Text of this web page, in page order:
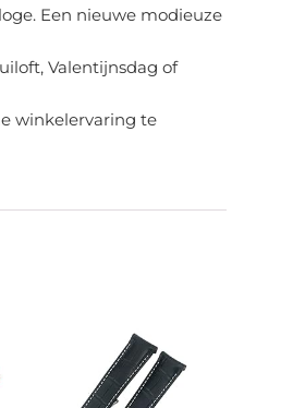
Een nieuwe modieuze
Valentijnsdag of
winkelervaring te